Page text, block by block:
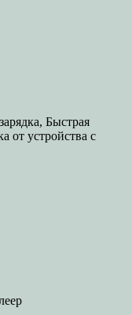
Быстрая
от устройства с